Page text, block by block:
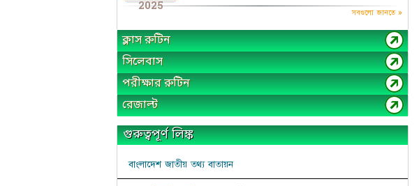
2025
সবগুলো জানতে »
ক্লাস রুটিন
সিলেবাস
পরীক্ষার রুটিন
রেজাল্ট
গুরুত্বপূর্ণ লিঙ্ক
বাংলাদেশ জাতীয় তথ্য বাতায়ন